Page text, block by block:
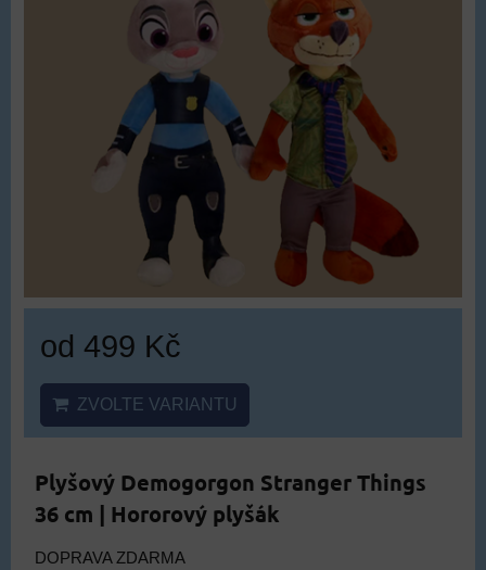
od 499 Kč
ZVOLTE VARIANTU
Plyšový Demogorgon Stranger Things
36 cm | Hororový plyšák
DOPRAVA ZDARMA